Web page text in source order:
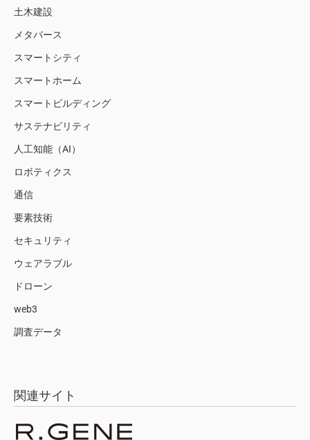
土木建設
メタバース
スマートシティ
スマートホーム
スマートビルディング
サステナビリティ
人工知能（AI）
ロボティクス
通信
要素技術
セキュリティ
ウェアラブル
ドローン
web3
調査データ
関連サイト